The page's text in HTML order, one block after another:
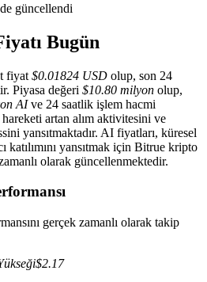
güncellendi
Bugün
fiyat $0.01824 USD olup, son 24
Piyasa değeri $10.80 milyon olup,
AIve 24 saatlik işlem hacmi
artan alım aktivitesini ve
yansıtmaktadır. AI fiyatları, küresel
katılımını yansıtmak için Bitrue kripto
olarak güncellenmektedir.
gerçek zamanlı olarak takip
$2.17